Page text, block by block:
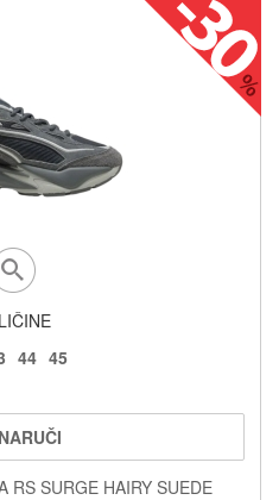
44 45
NARUČI
RS SURGE HAIRY SUEDE